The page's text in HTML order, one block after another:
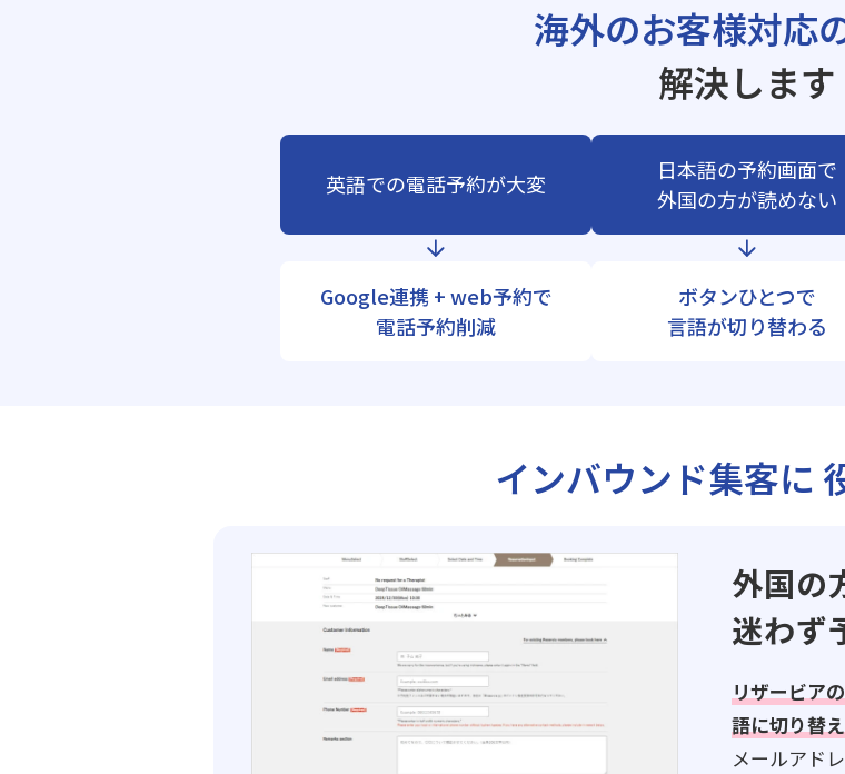
海外のお客様対応
解決します
英語での電話予約が大変
Google連携 + web予約で
電話予約削減
日本語の予約画面で
外国の方が読めない
ボタンひとつで
言語が切り替わる
インバウンド集客に
外国の
迷わず
リザービア
語に切り替
メールアド